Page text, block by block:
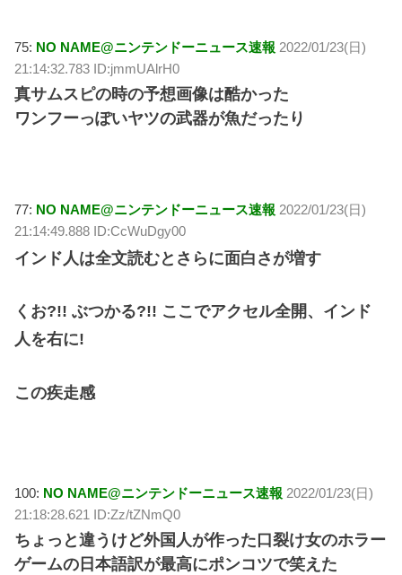
75: NO NAME@ニンテンドーニュース速報 2022/01/23(日)
21:14:32.783 ID:jmmUAlrH0
真サムスピの時の予想画像は酷かった
ワンフーっぽいヤツの武器が魚だったり
77: NO NAME@ニンテンドーニュース速報 2022/01/23(日)
21:14:49.888 ID:CcWuDgy00
インド人は全文読むとさらに面白さが増す
くお?!! ぶつかる?!! ここでアクセル全開、インド
人を右に!
この疾走感
100: NO NAME@ニンテンドーニュース速報 2022/01/23(日)
21:18:28.621 ID:Zz/tZNmQ0
ちょっと違うけど外国人が作った口裂け女のホラー
ゲームの日本語訳が最高にポンコツで笑えた